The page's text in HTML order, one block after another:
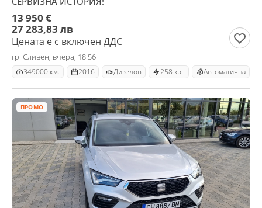
13 950 €
27 283,83 лв
Цената е с включен ДДС
гр. Сливен, вчера, 18:56
349000 км. 2016 Дизелов 258 к.с. Автоматична
ПРОМО